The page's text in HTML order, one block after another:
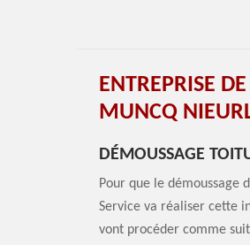
ENTREPRISE
MUNCQ
DÉMOUSSAGE
Pour que le
Service va réaliser cette
vont procéder comme